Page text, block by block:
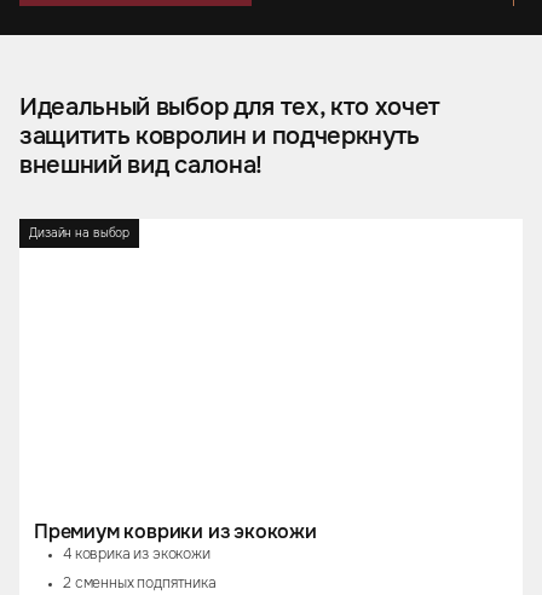
Идеальный выбор для тех, кто хочет
защитить ковролин и подчеркнуть
внешний вид салона!
Дизайн на выбор
Премиум коврики из экокожи
4 коврика из экокожи
2 сменных подпятника